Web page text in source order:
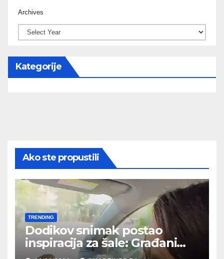
Archives
Kategorije
Ako ste propustili
TRENDING
Dodikov snimak postao
inspiracija za šale: Građani
kroz parodiju poslali poruku